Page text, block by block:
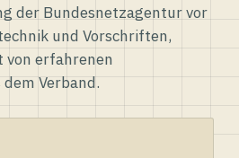
der Bundesnetzagentur vor
und Vorschriften,
erfahrenen
Verband.